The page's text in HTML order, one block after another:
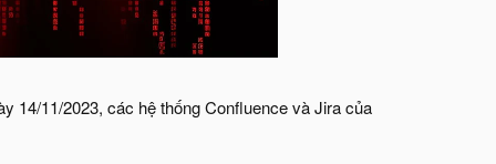
14/11/2023, các hệ thống Confluence và Jira của